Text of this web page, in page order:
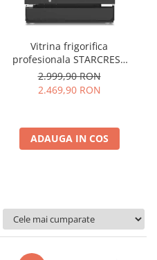
Vitrina frigorifica
profesionala STARCREST
SPS-350, 350 L, Termostat
reglabil, Iluminare LED, H
194.5 cm, Negru
2.999,90 RON
2.469,90 RON
ADAUGA IN COS